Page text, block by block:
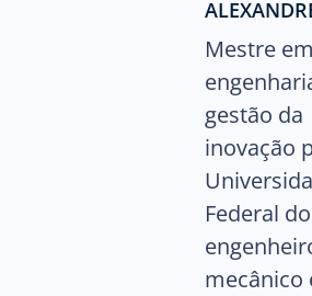
Mestre
gestão da
inovação
Federal
mecânico